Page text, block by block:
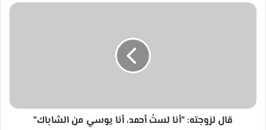
قال
الشاباك"
قال لزوجته: "أنا لستُ أحمد، أنا يوسي من الشاباك"